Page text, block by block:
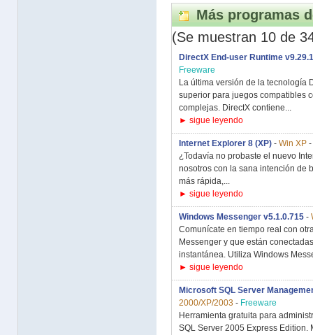
Más programas
(Se muestran 10 de
DirectX End-user Runtime
Freeware
La última versión de la tecnología
superior para juegos compatibles
complejas. DirectX contiene...
► sigue leyendo
Internet Explorer 8 (XP) - Win XP -
¿Todavía no probaste el nuevo
nosotros con la sana intención de
más rápida,...
► sigue leyendo
Windows Messenger v5.1.0.715 -
Comunícate en tiempo real con
Messenger y que están
instantánea. Utiliza Windows
► sigue leyendo
Microsoft SQL Server
2000/XP/2003 - Freeware
Herramienta gratuita para
SQL Server 2005 Express Edition.